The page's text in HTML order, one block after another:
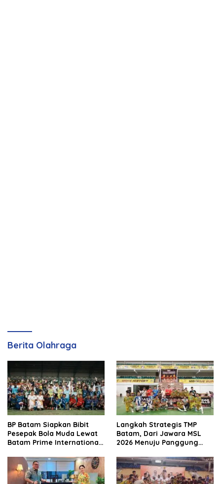
Berita Olahraga
BP Batam Siapkan Bibit
Pesepak Bola Muda Lewat
Batam Prime International
Langkah Strategis TMP
Batam, Dari Jawara MSL
2026 Menuju Panggung